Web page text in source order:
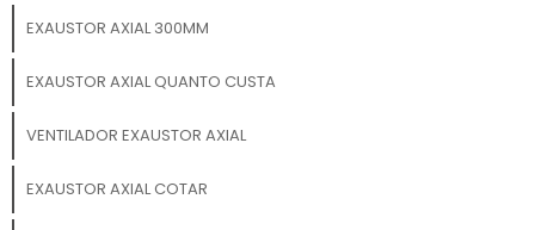
EXAUSTOR AXIAL 300MM
EXAUSTOR AXIAL QUANTO CUSTA
VENTILADOR EXAUSTOR AXIAL
EXAUSTOR AXIAL COTAR